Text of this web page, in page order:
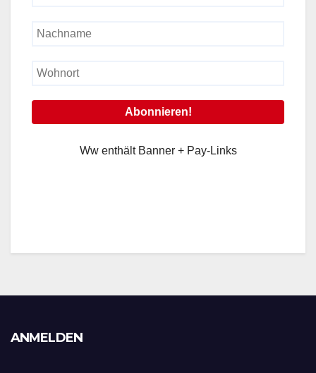
Ww enthält Banner + Pay-Links
ANMELDEN